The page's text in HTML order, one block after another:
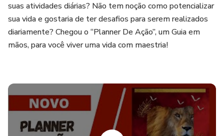
suas atividades diárias? Não tem noção como potencializar
sua vida e gostaria de ter desafios para serem realizados
diariamente? Chegou o “Planner De Ação”, um Guia em
mãos, para você viver uma vida com maestria!